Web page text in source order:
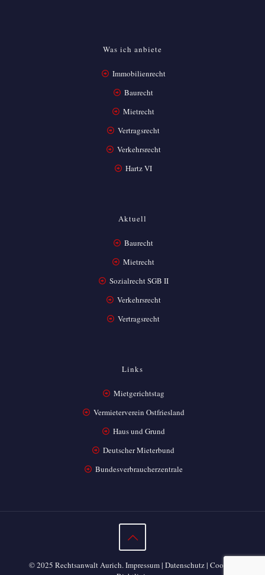
Was ich anbiete
Immobilienrecht
Baurecht
Mietrecht
Vertragsrecht
Verkehrsrecht
Hartz VI
Aktuell
Baurecht
Mietrecht
Sozialrecht SGB II
Verkehrsrecht
Vertragsrecht
Links
Mietgerichtstag
Vermieterverein Ostfriesland
Haus und Grund
Deutscher Mieterbund
Bundesverbraucherzentrale
© 2025 Rechtsanwalt Aurich.Impressum| Datenschutz| Cookie-